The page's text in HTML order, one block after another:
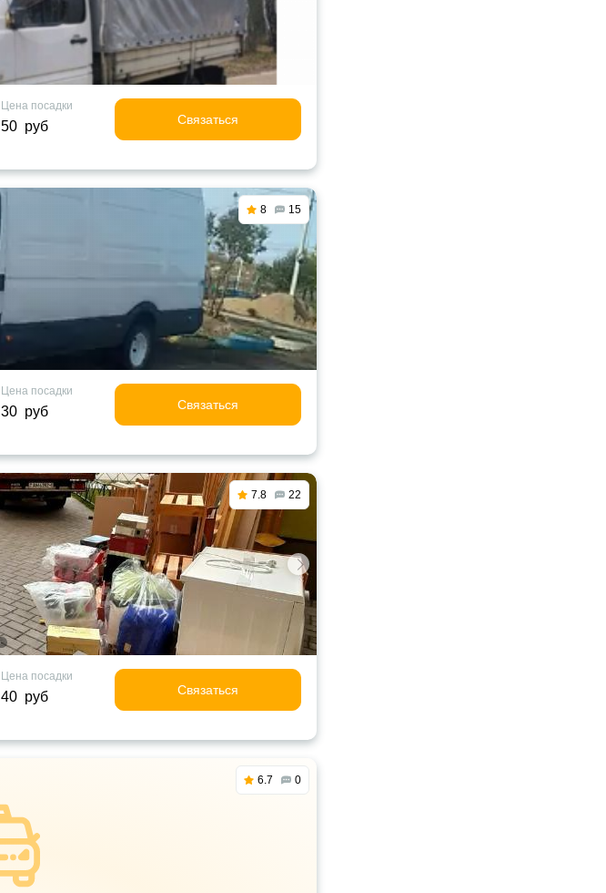
Цена посадки
50 руб Связаться
8 15
Цена посадки
30 руб Связаться
7.8 22
Цена посадки
40 руб Связаться
6.7 0